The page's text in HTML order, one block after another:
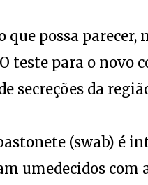
que possa parecer,
teste para o novo
secreções da
(swab) é
umedecidos com